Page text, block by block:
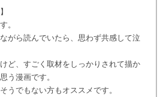
。
がら読んでいたら、思わず共感して泣
ど、すごく取材をしっかりされて描か
う漫画です。
うでもない方もオススメです。